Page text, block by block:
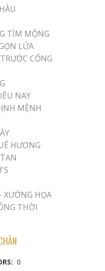
TÌM MỘNG
LỬA
CỔNG
NAY
MỆNH
HƯƠNG
S
XƯỚNG HỌA
THỜI
0